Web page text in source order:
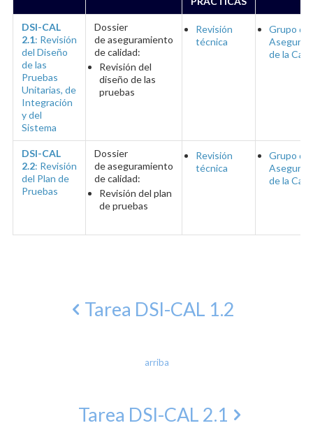
DSI-CAL
2.1: Revisión
del Diseño
de las
Pruebas
Unitarias, de
Integración
y del
Sistema
Dossier
de aseguramiento
de calidad:
Revisión del
diseño de las
pruebas
Revisión
técnica
Grupo de
de la
DSI-CAL
2.2: Revisión
del Plan de
Pruebas
Dossier
de aseguramiento
de calidad:
Revisión del plan
de pruebas
Revisión
técnica
Grupo de
de la
Tarea DSI-CAL 1.2
arriba
Tarea DSI-CAL 2.1